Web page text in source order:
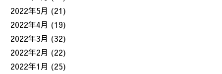
2022年5月 (21)
2022年4月 (19)
2022年3月 (32)
2022年2月 (22)
2022年1月 (25)